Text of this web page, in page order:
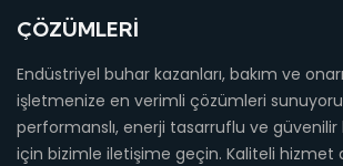
ÇÖZÜMLERI
Endüstriyel buhar kazanları, bakım ve
işletmenize en verimli çözümleri
performanslı, enerji tasarruflu ve güvenilir
için bizimle iletişime geçin. Kaliteli hizmet